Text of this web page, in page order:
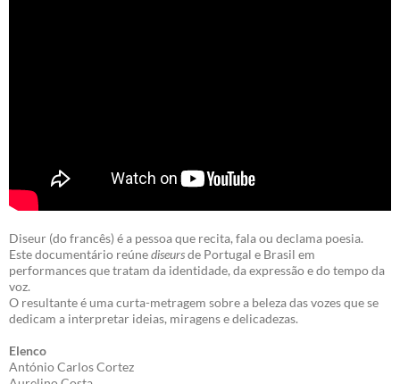
Diseur (do francês) é a pessoa que recita, fala ou declama poesia.
Este documentário reúnediseursde Portugal e Brasil em
performances que tratam da identidade, da expressão e do tempo da
voz.
O resultante é uma curta-metragem sobre a beleza das vozes que se
dedicam a interpretar ideias, miragens e delicadezas.
Elenco
António Carlos Cortez